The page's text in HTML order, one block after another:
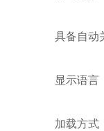
具备自动
显示语言
加载方式